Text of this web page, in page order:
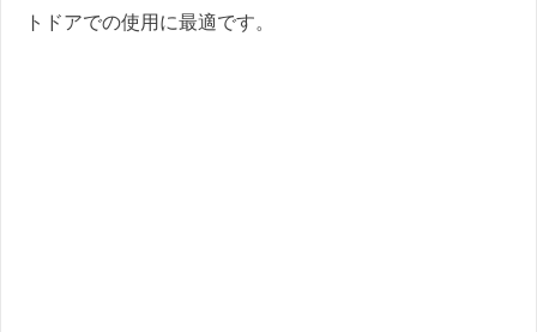
トドアでの使用に最適です。